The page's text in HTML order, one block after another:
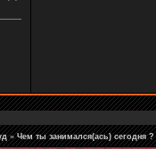
» Чем ты занимался(ась) сегодня ?